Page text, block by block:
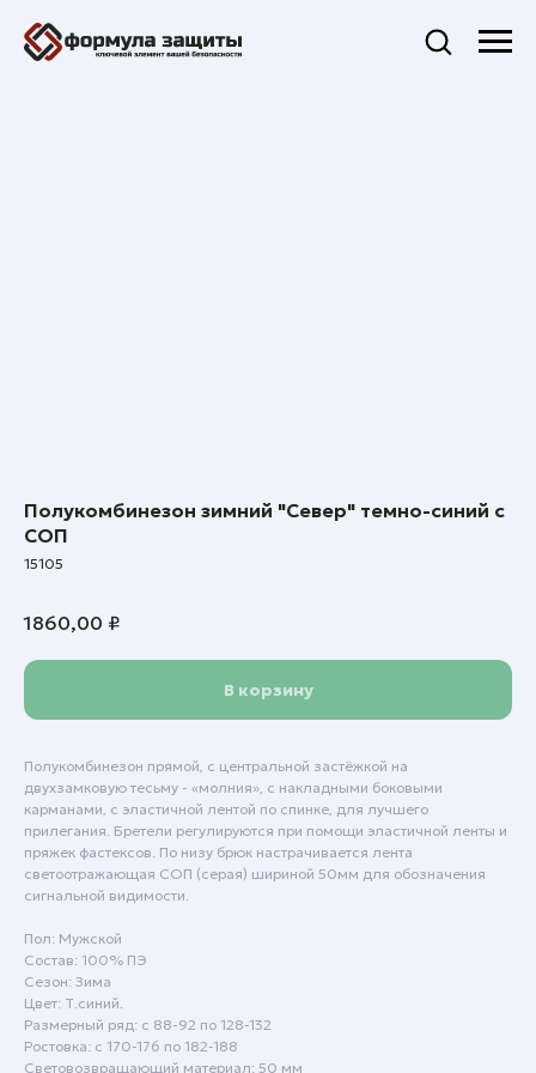
Полукомбинезон зимний "Север" темно-синий с
СОП
15105
1860,00 ₽
В корзину
Полукомбинезон прямой, с центральной застёжкой на
двухзамковую тесьму - «молния», с накладными боковыми
карманами, с эластичной лентой по спинке, для лучшего
прилегания. Бретели регулируются при помощи эластичной ленты и
пряжек фастексов. По низу брюк настрачивается лента
светоотражающая СОП (серая) шириной 50мм для обозначения
сигнальной видимости.
Пол: Мужской
Состав: 100% ПЭ
Сезон: Зима
Цвет: Т.синий.
Размерный ряд: с 88-92 по 128-132
Ростовка: с 170-176 по 182-188
Световозвращающий материал: 50 мм
Пн - Пт: с 9:00 до 18:00